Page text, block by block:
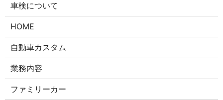
車検について
HOME
自動車カスタム
業務内容
ファミリーカー